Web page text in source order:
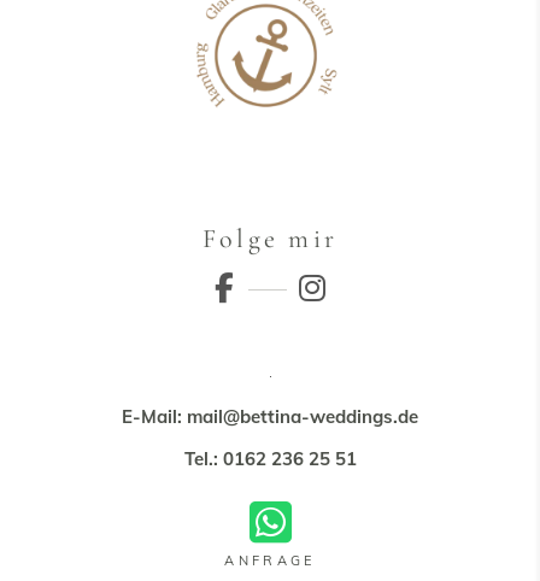
Folge mir
E-Mail: mail@bettina-weddings.de
Tel.: 0162 236 25 51
ANFRAGE